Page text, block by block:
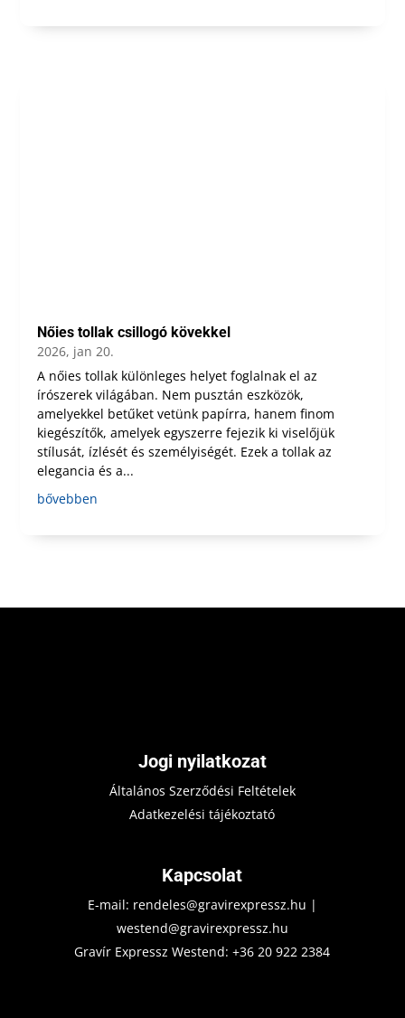
Nőies tollak csillogó kövekkel
2026, jan 20.
A nőies tollak különleges helyet foglalnak el az
írószerek világában. Nem pusztán eszközök,
amelyekkel betűket vetünk papírra, hanem finom
kiegészítők, amelyek egyszerre fejezik ki viselőjük
stílusát, ízlését és személyiségét. Ezek a tollak az
elegancia és a...
bővebben
Jogi nyilatkozat
Általános Szerződési Feltételek
Adatkezelési tájékoztató
Kapcsolat
E-mail: rendeles@gravirexpressz.hu |
westend@gravirexpressz.hu
Gravír Expressz Westend:+36 20 922 2384